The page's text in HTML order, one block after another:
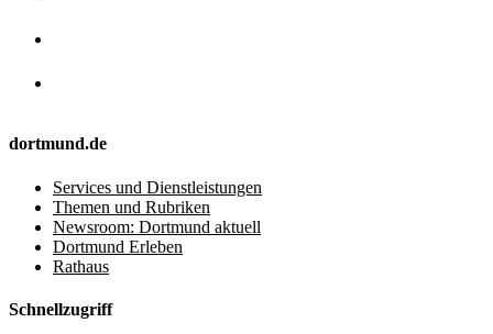
dortmund.de
Services und Dienstleistungen
Themen und Rubriken
Newsroom: Dortmund aktuell
Dortmund Erleben
Rathaus
Schnellzugriff